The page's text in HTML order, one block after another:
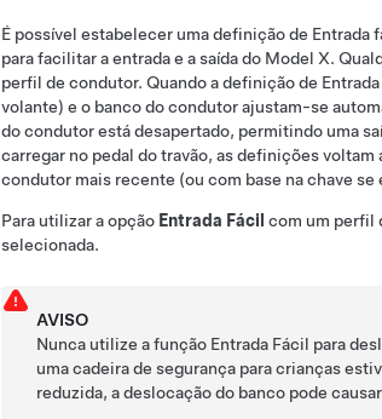
É possível estabelecer uma definição de Entrada
para facilitar a entrada e a saída do Model X.
perfil de condutor. Quando a definição de
volante) e o banco do condutor ajustam-se
do condutor está desapertado, permitindo uma
carregar no pedal do travão, as definições
condutor mais recente (ou com base na chave
Para utilizar a opção Entrada Fácil com um perfil
selecionada.
AVISO
Nunca utilize a função Entrada Fácil para
uma cadeira de segurança para crianças
reduzida, a deslocação do banco pode